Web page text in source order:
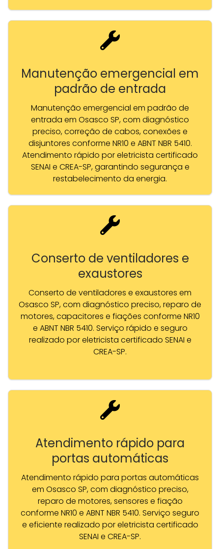
Manutenção emergencial em
padrão de entrada
Manutenção emergencial em padrão de
entrada em Osasco SP, com diagnóstico
preciso, correção de cabos, conexões e
disjuntores conforme NR10 e ABNT NBR 5410.
Atendimento rápido por eletricista certificado
SENAI e CREA-SP, garantindo segurança e
restabelecimento da energia.
Conserto de ventiladores e
exaustores
Conserto de ventiladores e exaustores em
Osasco SP, com diagnóstico preciso, reparo de
motores, capacitores e fiações conforme NR10
e ABNT NBR 5410. Serviço rápido e seguro
realizado por eletricista certificado SENAI e
CREA-SP.
Atendimento rápido para
portas automáticas
Atendimento rápido para portas automáticas
em Osasco SP, com diagnóstico preciso,
reparo de motores, sensores e fiação
conforme NR10 e ABNT NBR 5410. Serviço seguro
e eficiente realizado por eletricista certificado
SENAI e CREA-SP.